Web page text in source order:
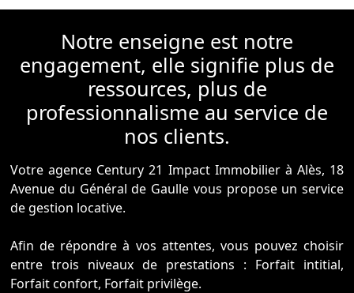
Notre enseigne est notre
engagement, elle signifie plus de
ressources, plus de
professionnalisme au service de
nos clients.
Votre agence Century 21 Impact Immobilier à Alès, 18
Avenue du Général de Gaulle vous propose un service
de gestion locative.
Afin de répondre à vos attentes, vous pouvez choisir
entre trois niveaux de prestations : Forfait intitial,
Forfait confort, Forfait privilège.